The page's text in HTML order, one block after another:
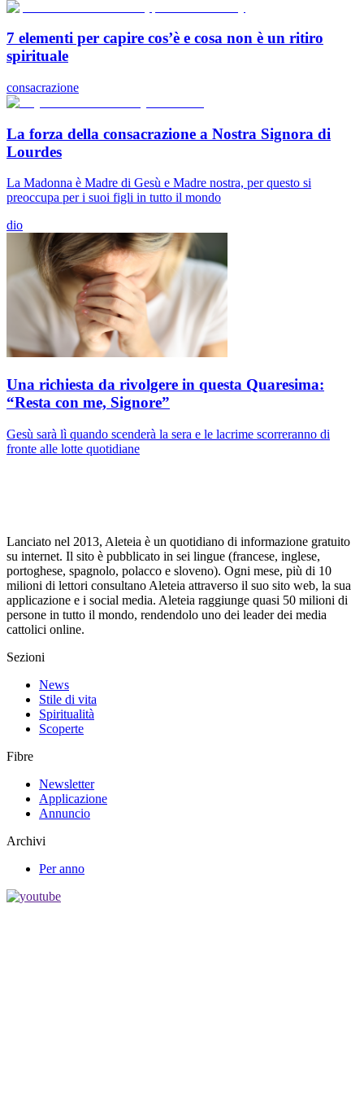
7 elementi per capire cos’è e cosa non è un ritiro
spirituale
consacrazione
La forza della consacrazione a Nostra Signora di
Lourdes
La Madonna è Madre di Gesù e Madre nostra, per questo si
preoccupa per i suoi figli in tutto il mondo
dio
Una richiesta da rivolgere in questa Quaresima:
“Resta con me, Signore”
Gesù sarà lì quando scenderà la sera e le lacrime scorreranno di
fronte alle lotte quotidiane
Lanciato nel 2013, Aleteia è un quotidiano di informazione gratuito
su internet. Il sito è pubblicato in sei lingue (francese, inglese,
portoghese, spagnolo, polacco e sloveno). Ogni mese, più di 10
milioni di lettori consultano Aleteia attraverso il suo sito web, la sua
applicazione e i social media. Aleteia raggiunge quasi 50 milioni di
persone in tutto il mondo, rendendolo uno dei leader dei media
cattolici online.
Sezioni
News
Stile di vita
Spiritualità
Scoperte
Fibre
Newsletter
Applicazione
Annuncio
Archivi
Per anno